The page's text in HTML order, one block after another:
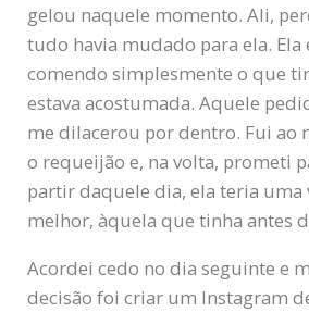
gelou naquele momento. Ali,
tudo havia mudado para ela. Ela
comendo simplesmente o que
estava acostumada. Aquele
me dilacerou por dentro. Fui ao
o requeijão e, na volta, prometi
partir daquele dia, ela teria uma
melhor, àquela que tinha antes
Acordei cedo no dia seguinte e
decisão foi criar um Instagram